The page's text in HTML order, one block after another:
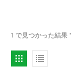
1 で見つかった結果